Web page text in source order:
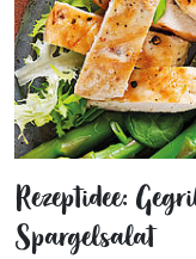
Rezeptidee:
Spargelsalat